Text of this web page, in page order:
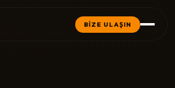
BİZE ULAŞIN